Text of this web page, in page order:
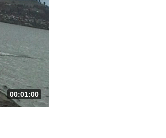
00:01:00